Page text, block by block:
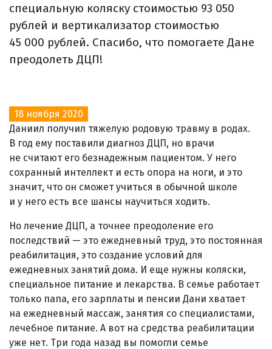
специальную коляску стоимостью 93 050
рублей и вертикализатор стоимостью
45 000 рублей. Спасибо, что помогаете Дане
преодолеть ДЦП!
18 ноября 2020
Даниил получил тяжелую родовую травму в родах.
В год ему поставили диагноз ДЦП, но врачи
не считают его безнадежным пациентом. У него
сохранный интеллект и есть опора на ноги, и это
значит, что он сможет учиться в обычной школе
и у него есть все шансы научиться ходить.
Но лечение ДЦП, а точнее преодоление его
последствий — это ежедневный труд, это постоянная
реабилитация, это создание условий для
ежедневных занятий дома. И еще нужны коляски,
специальное питание и лекарства. В семье работает
только папа, его зарплаты и пенсии Дани хватает
на ежедневный массаж, занятия со специалистами,
лечебное питание. А вот на средства реабилитации
уже нет. Три года назад вы помогли семье